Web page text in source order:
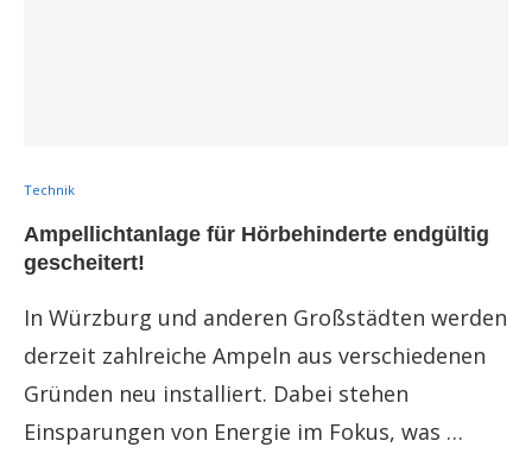
Technik
Ampellichtanlage für Hörbehinderte endgültig
gescheitert!
In Würzburg und anderen Großstädten werden
derzeit zahlreiche Ampeln aus verschiedenen
Gründen neu installiert. Dabei stehen
Einsparungen von Energie im Fokus, was …